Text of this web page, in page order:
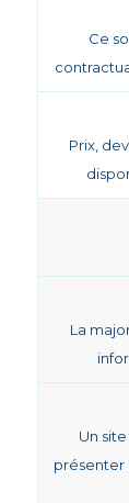
Ce
Prix,
La
Un
présenter